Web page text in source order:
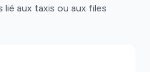
lié aux taxis ou aux files